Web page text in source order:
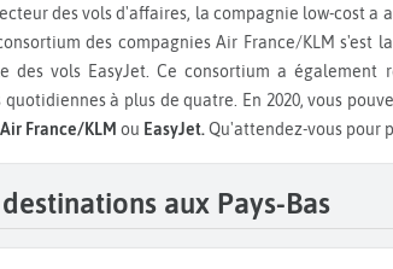
des vols d'affaires, la compagnie low-cost a
des compagnies Air France/KLM s'est
des vols EasyJet. Ce consortium a
à plus de quatre. En 2020, vous
Air France/KLM ou EasyJet.Qu'attendez-vous pour
aux Pays-Bas